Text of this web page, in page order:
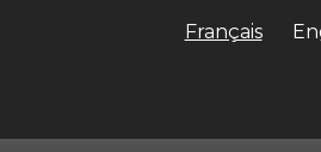
Français